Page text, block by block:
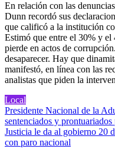
En relación con las
Dunn recordó sus
que calificó a la institución
Estimó que entre el 30% y el
pierde en actos de
desaparecer. Hay que
manifestó, en línea con las
analistas que piden la
Local
Navegación
de
entradas
Presidente Nacional de la
sentenciados y
Justicia le da al gobierno 20
con paro nacional